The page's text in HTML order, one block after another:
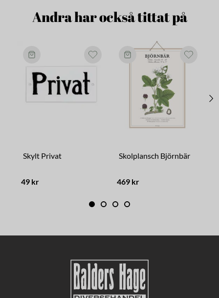
Andra har också tittat på
Skylt Privat
49 kr
Skolplansch Björnbär
469 kr